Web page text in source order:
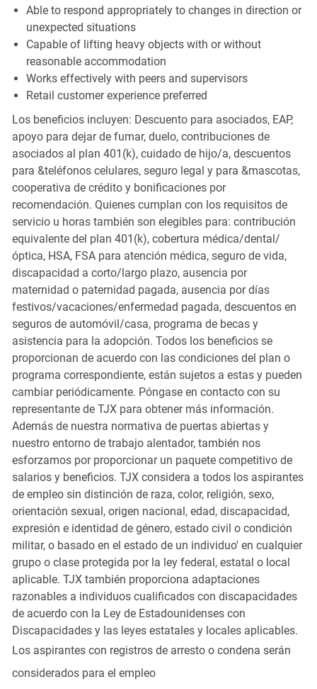
Able to respond appropriately to changes in direction or
unexpected situations
Capable of lifting heavy objects with or without
reasonable accommodation
Works effectively with peers and supervisors
Retail customer experience preferred
Los beneficios incluyen: Descuento para asociados, EAP,
apoyo para dejar de fumar, duelo, contribuciones de
asociados al plan 401(k), cuidado de hijo/a, descuentos
para &teléfonos celulares, seguro legal y para &mascotas,
cooperativa de crédito y bonificaciones por
recomendación. Quienes cumplan con los requisitos de
servicio u horas también son elegibles para: contribución
equivalente del plan 401(k), cobertura médica/dental/
óptica, HSA, FSA para atención médica, seguro de vida,
discapacidad a corto/largo plazo, ausencia por
maternidad o paternidad pagada, ausencia por días
festivos/vacaciones/enfermedad pagada, descuentos en
seguros de automóvil/casa, programa de becas y
asistencia para la adopción. Todos los beneficios se
proporcionan de acuerdo con las condiciones del plan o
programa correspondiente, están sujetos a estas y pueden
cambiar periódicamente. Póngase en contacto con su
representante de TJX para obtener más información.
Además de nuestra normativa de puertas abiertas y
nuestro entorno de trabajo alentador, también nos
esforzamos por proporcionar un paquete competitivo de
salarios y beneficios. TJX considera a todos los aspirantes
de empleo sin distinción de raza, color, religión, sexo,
orientación sexual, origen nacional, edad, discapacidad,
expresión e identidad de género, estado civil o condición
militar, o basado en el estado de un individuo' en cualquier
grupo o clase protegida por la ley federal, estatal o local
aplicable. TJX también proporciona adaptaciones
razonables a individuos cualificados con discapacidades
de acuerdo con la Ley de Estadounidenses con
Discapacidades y las leyes estatales y locales aplicables.
Los aspirantes con registros de arresto o condena serán
considerados para el empleo